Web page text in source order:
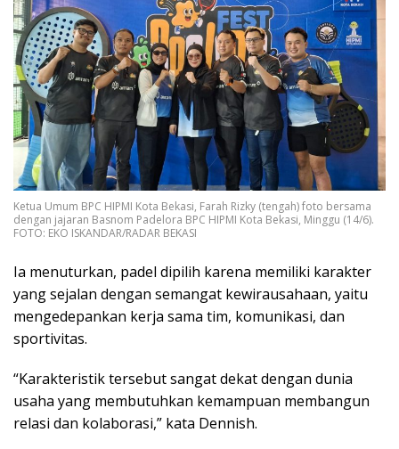
Ketua Umum BPC HIPMI Kota Bekasi, Farah Rizky (tengah) foto bersama
dengan jajaran Basnom Padelora BPC HIPMI Kota Bekasi, Minggu (14/6).
FOTO: EKO ISKANDAR/RADAR BEKASI
Ia menuturkan, padel dipilih karena memiliki karakter
yang sejalan dengan semangat kewirausahaan, yaitu
mengedepankan kerja sama tim, komunikasi, dan
sportivitas.
“Karakteristik tersebut sangat dekat dengan dunia
usaha yang membutuhkan kemampuan membangun
relasi dan kolaborasi,” kata Dennish.